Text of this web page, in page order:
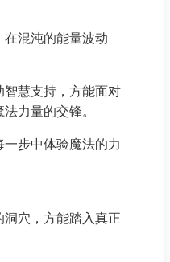
混沌的能量波动
慧支持，方能面对
力量的交锋。
步中体验魔法的力
穴，方能踏入真正